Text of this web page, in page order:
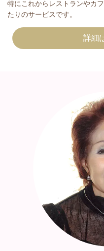
特にこれからレストランやカ
たりのサービスです。
詳細